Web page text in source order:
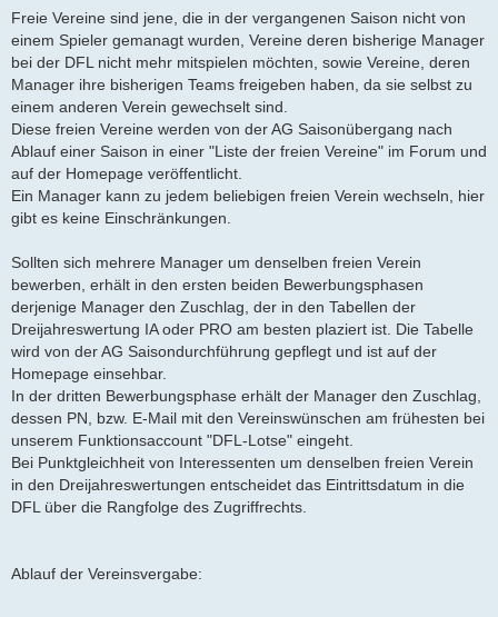
Freie Vereine sind jene, die in der vergangenen Saison nicht von
einem Spieler gemanagt wurden, Vereine deren bisherige Manager
bei der DFL nicht mehr mitspielen möchten, sowie Vereine, deren
Manager ihre bisherigen Teams freigeben haben, da sie selbst zu
einem anderen Verein gewechselt sind.
Diese freien Vereine werden von der AG Saisonübergang nach
Ablauf einer Saison in einer "Liste der freien Vereine" im Forum und
auf der Homepage veröffentlicht.
Ein Manager kann zu jedem beliebigen freien Verein wechseln, hier
gibt es keine Einschränkungen.
Sollten sich mehrere Manager um denselben freien Verein
bewerben, erhält in den ersten beiden Bewerbungsphasen
derjenige Manager den Zuschlag, der in den Tabellen der
Dreijahreswertung IA oder PRO am besten plaziert ist. Die Tabelle
wird von der AG Saisondurchführung gepflegt und ist auf der
Homepage einsehbar.
In der dritten Bewerbungsphase erhält der Manager den Zuschlag,
dessen PN, bzw. E-Mail mit den Vereinswünschen am frühesten bei
unserem Funktionsaccount "DFL-Lotse" eingeht.
Bei Punktgleichheit von Interessenten um denselben freien Verein
in den Dreijahreswertungen entscheidet das Eintrittsdatum in die
DFL über die Rangfolge des Zugriffrechts.
Ablauf der Vereinsvergabe: